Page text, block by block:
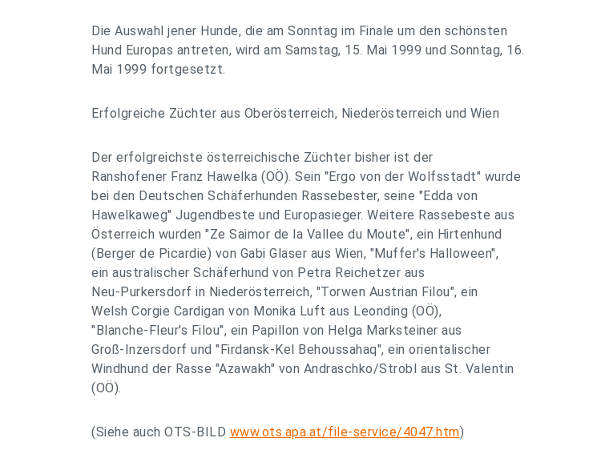
Die Auswahl jener Hunde, die am Sonntag im Finale um den schönsten
Hund Europas antreten, wird am Samstag, 15. Mai 1999 und Sonntag, 16.
Mai 1999 fortgesetzt.
Erfolgreiche Züchter aus Oberösterreich, Niederösterreich und Wien
Der erfolgreichste österreichische Züchter bisher ist der
Ranshofener Franz Hawelka (OÖ). Sein "Ergo von der Wolfsstadt" wurde
bei den Deutschen Schäferhunden Rassebester, seine "Edda von
Hawelkaweg" Jugendbeste und Europasieger. Weitere Rassebeste aus
Österreich wurden "Ze Saimor de la Vallee du Moute", ein Hirtenhund
(Berger de Picardie) von Gabi Glaser aus Wien, "Muffer's Halloween",
ein australischer Schäferhund von Petra Reichetzer aus
Neu-Purkersdorf in Niederösterreich, "Torwen Austrian Filou", ein
Welsh Corgie Cardigan von Monika Luft aus Leonding (OÖ),
"Blanche-Fleur's Filou", ein Papillon von Helga Marksteiner aus
Groß-Inzersdorf und "Firdansk-Kel Behoussahaq", ein orientalischer
Windhund der Rasse "Azawakh" von Andraschko/Strobl aus St. Valentin
(OÖ).
(Siehe auch OTS-BILD www.ots.apa.at/file-service/4047.htm)